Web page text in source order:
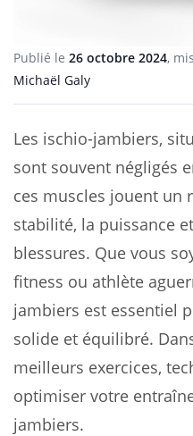
Publié le 26 octobre 2024,
Michaël Galy
Les ischio-jambiers,
sont souvent négligés
ces muscles jouent un
stabilité, la puissance
blessures. Que vous
fitness ou athlète
jambiers est essentiel
solide et équilibré.
meilleurs exercices,
optimiser votre
jambiers.